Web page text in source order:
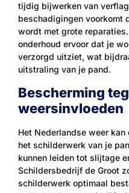
tijdig bijwerken van
beschadigingen voorkomt
wordt met grote
onderhoud ervoor dat je
verzorgd uitziet, wat
uitstraling van je pand.
Bescherming
weersinvloeden
Het Nederlandse weer
het schilderwerk van je
kunnen leiden tot slijtage
Schildersbedrijf de Groot
schilderwerk optimaal